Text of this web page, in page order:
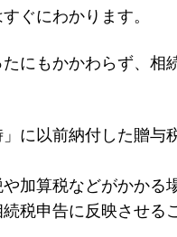
ぐにわかります。
にもかかわらず、相
に以前納付した贈与
加算税などがかかる
税申告に反映させる